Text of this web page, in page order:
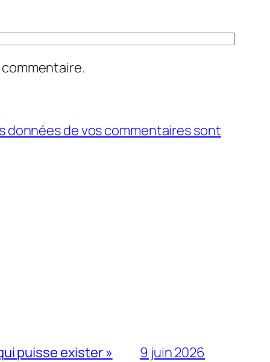
données de vos commentaires sont
puisse exister » 9 juin 2026